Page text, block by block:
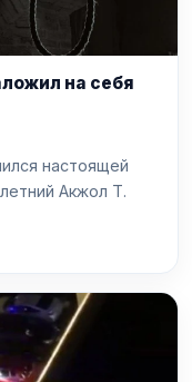
на себя
настоящей